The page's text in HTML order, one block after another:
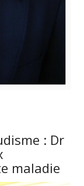
: Dr
maladie